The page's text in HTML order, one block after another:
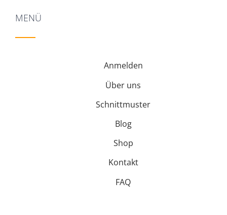
MENÜ
Anmelden
Über uns
Schnittmuster
Blog
Shop
Kontakt
FAQ